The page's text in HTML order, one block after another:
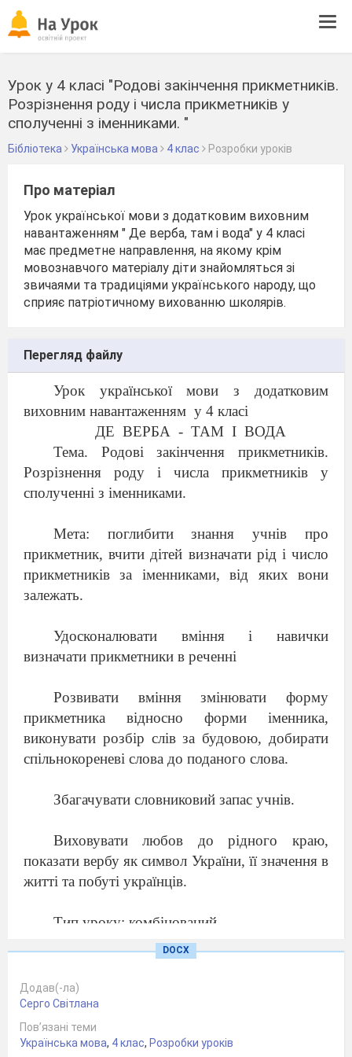
Урок у 4 класі "Родові закінчення прикметників.
Розрізнення роду і числа прикметників у
сполученні з іменниками. "
Бібліотека Українська мова 4 клас Розробки уроків
Про матеріал
Урок української мови з додатковим виховним
навантаженням " Де верба, там і вода" у 4 класі
має предметне направлення, на якому крім
мовознавчого матеріалу діти знайомляться зі
звичаями та традиціями українського народу, що
сприяє патріотичному вихованню школярів.
Перегляд файлу
Урок української мови з додатковим
виховним навантаженням у 4 класі
ДЕ ВЕРБА - ТАМ І ВОДА
Тема. Родові закінчення прикметників.
Розрізнення роду і числа прикметників у
сполученні з іменниками.
Мета: поглибити знання учнів про
прикметник, вчити дітей визначати рід і число
прикметників за іменниками, від яких вони
залежать.
Удосконалювати вміння і навички
визначати прикметники в реченні
Розвивати вміння змінювати форму
прикметника відносно форми іменника,
виконувати розбір слів за будовою, добирати
спільнокореневі слова до поданого слова.
Збагачувати словниковий запас учнів.
Виховувати любов до рідного краю,
показати вербу як символ України, її значення в
житті та побуті українців.
Тип уроку: комбінований.
урок з додатковим виховним
навантаженням.
Комплекс використаних методів, форм та
прийомів: відгадування загадки, опис верби за
DOCX
Додав(-ла)
Серго Світлана
Пов’язані теми
Українська мова, 4 клас, Розробки уроків